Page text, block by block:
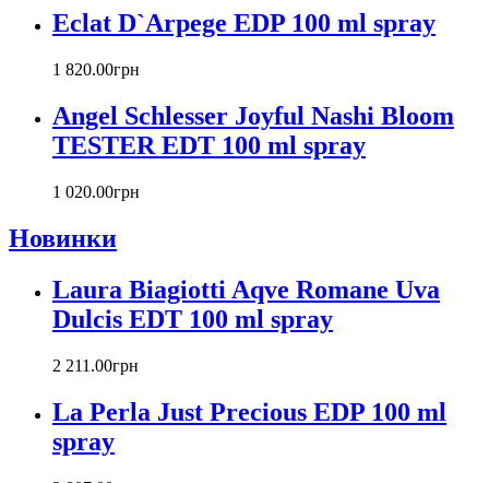
Calvin Klein
Canali
Carla Fracci
Carolina Herrera
Caron
Cartier
Chanel
Chloe
Chopard
Christian Audigier
Christian Dior
Christina Aguilera
Cindy Crawford
Clinique
Clive Christian
Eclat D`Arpege EDP 100 ml spray
1 820.00грн
Angel Schlesser Joyful Nashi Bloom
TESTER EDT 100 ml spray
1 020.00грн
Новинки
Laura Biagiotti Aqve Romane Uva
Dulcis EDT 100 ml spray
2 211 .00грн
La Perla Just Precious EDP 100 ml
spray